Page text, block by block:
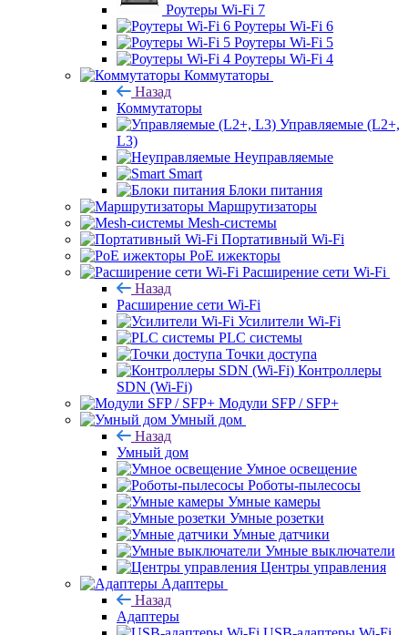
Роутеры Wi-Fi 7
Роутеры Wi-Fi 6
Роутеры Wi-Fi 5
Роутеры Wi-Fi 4
Коммутаторы
Назад
Коммутаторы
Управляемые (L2+,
L3)
Неуправляемые
Smart
Блоки питания
Маршрутизаторы
Mesh-системы
Портативный Wi-Fi
PoE ижекторы
Расширение сети Wi‑Fi
Назад
Расширение сети Wi‑Fi
Усилители Wi-Fi
PLC системы
Точки доступа
Контроллеры
SDN (Wi-Fi)
Модули SFP / SFP+
Умный дом
Назад
Умный дом
Умное освещение
Роботы-пылесосы
Умные камеры
Умные розетки
Умные датчики
Умные выключатели
Центры управления
Адаптеры
Назад
Адаптеры